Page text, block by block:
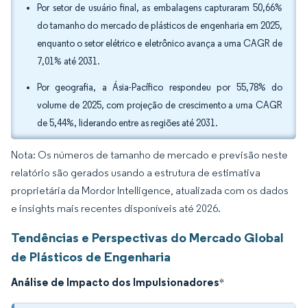
Por setor de usuário final, as embalagens capturaram 50,66%
do tamanho do mercado de plásticos de engenharia em 2025,
enquanto o setor elétrico e eletrônico avança a uma CAGR de
7,01% até 2031.
Por geografia, a Ásia-Pacífico respondeu por 55,78% do
volume de 2025, com projeção de crescimento a uma CAGR
de 5,44%, liderando entre as regiões até 2031.
Nota: Os números de tamanho de mercado e previsão neste
relatório são gerados usando a estrutura de estimativa
proprietária da Mordor Intelligence, atualizada com os dados
e insights mais recentes disponíveis até 2026.
Tendências e Perspectivas do Mercado Global
de Plásticos de Engenharia
Análise de Impacto dos Impulsionadores*